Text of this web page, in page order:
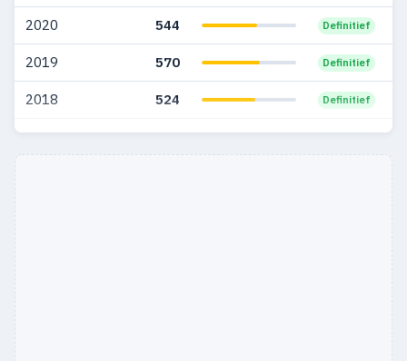
2020 544 Definitief
2019 570 Definitief
2018 524 Definitief
2017 661